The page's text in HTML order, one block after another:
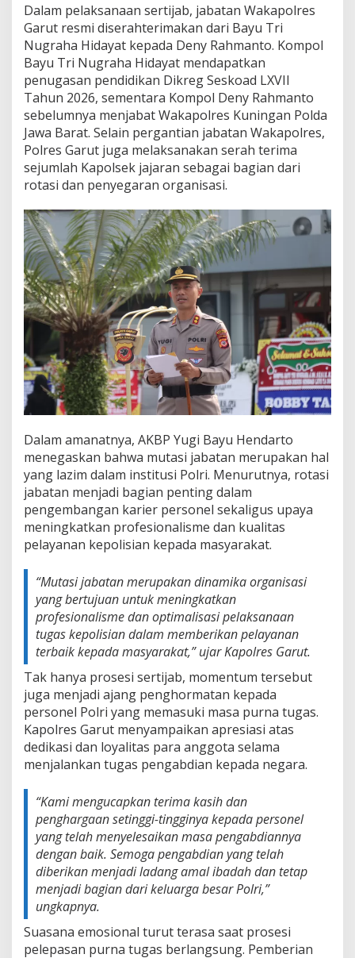
s
a
n
P
u
r
n
a
u
g
a
s
e
r
s
o
n
e
l
P
l
r
i
Dalam pelaksanaan sertijab, jabatan Wakapolres
Garut resmi diserahterimakan dari Bayu Tri
Nugraha Hidayat kepada Deny Rahmanto. Kompol
Bayu Tri Nugraha Hidayat mendapatkan
penugasan pendidikan Dikreg Seskoad LXVII
Tahun 2026, sementara Kompol Deny Rahmanto
sebelumnya menjabat Wakapolres Kuningan Polda
Jawa Barat. Selain pergantian jabatan Wakapolres,
Polres Garut juga melaksanakan serah terima
sejumlah Kapolsek jajaran sebagai bagian dari
rotasi dan penyegaran organisasi.
Dalam amanatnya, AKBP Yugi Bayu Hendarto
menegaskan bahwa mutasi jabatan merupakan hal
yang lazim dalam institusi Polri. Menurutnya, rotasi
jabatan menjadi bagian penting dalam
pengembangan karier personel sekaligus upaya
meningkatkan profesionalisme dan kualitas
pelayanan kepolisian kepada masyarakat.
“Mutasi jabatan merupakan dinamika organisasi
yang bertujuan untuk meningkatkan
profesionalisme dan optimalisasi pelaksanaan
tugas kepolisian dalam memberikan pelayanan
terbaik kepada masyarakat,”ujar Kapolres Garut.
Tak hanya prosesi sertijab, momentum tersebut
juga menjadi ajang penghormatan kepada
personel Polri yang memasuki masa purna tugas.
Kapolres Garut menyampaikan apresiasi atas
dedikasi dan loyalitas para anggota selama
menjalankan tugas pengabdian kepada negara.
“Kami mengucapkan terima kasih dan
penghargaan setinggi-tingginya kepada personel
yang telah menyelesaikan masa pengabdiannya
dengan baik. Semoga pengabdian yang telah
diberikan menjadi ladang amal ibadah dan tetap
menjadi bagian dari keluarga besar Polri,”
ungkapnya.
Suasana emosional turut terasa saat prosesi
pelepasan purna tugas berlangsung. Pemberian